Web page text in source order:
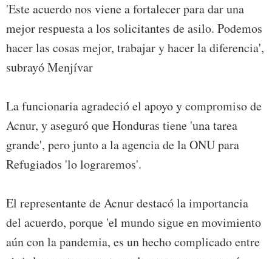
'Este acuerdo nos viene a fortalecer para dar una
mejor respuesta a los solicitantes de asilo. Podemos
hacer las cosas mejor, trabajar y hacer la diferencia',
subrayó Menjívar
La funcionaria agradeció el apoyo y compromiso de
Acnur, y aseguró que Honduras tiene 'una tarea
grande', pero junto a la agencia de la ONU para
Refugiados 'lo lograremos'.
El representante de Acnur destacó la importancia
del acuerdo, porque 'el mundo sigue en movimiento
aún con la pandemia, es un hecho complicado entre